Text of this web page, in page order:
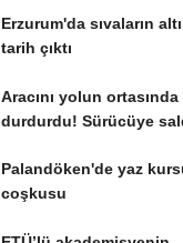
Erzurum'da sıvaların
tarih çıktı
Aracını yolun ortasında
durdurdu! Sürücüye
Palandöken'de yaz
coşkusu